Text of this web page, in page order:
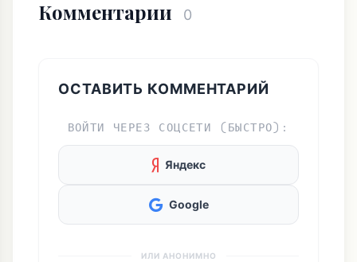
Комментарии 0
ОСТАВИТЬ КОММЕНТАРИЙ
ВОЙТИ ЧЕРЕЗ СОЦСЕТИ (БЫСТРО):
Яндекс
Google
ИЛИ АНОНИМНО